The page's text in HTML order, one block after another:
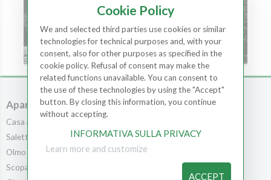
Apartments
Casa al Bosco
Saletta
Olmo
Scopa
Kamers
Scopa
Leccio
Cookie Policy
We and selected third parties use cookies or similar
technologies for technical purposes and, with your
consent, also for other purposes as specified in the
cookie policy. Refusal of consent may make the
related functions unavailable. You can consent to
the use of these technologies by using the "Accept"
button. By closing this information, you continue
without accepting.
INFORMATIVA SULLA PRIVACY
Learn more and customize
ACCEPT